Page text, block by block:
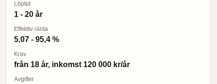
Löptid
1 - 20 år
Effektiv ränta
5,07 - 95,4 %
Krav
från 18 år, inkomst 120 000 kr/år
Avgifter